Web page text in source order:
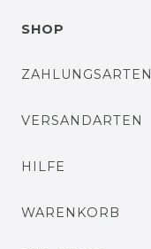
SHOP
ZAHLUNGSARTEN
VERSANDARTEN
HILFE
WARENKORB